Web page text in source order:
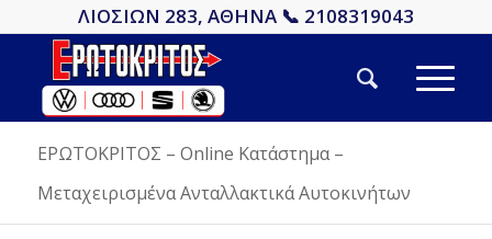
ΛΙΟΣΙΩΝ 283, ΑΘΗΝΑ 📞 2108319043
ΕΡΩΤΟΚΡΙΤΟΣ – Online Κατάστημα –
Μεταχειρισμένα Ανταλλακτικά Αυτοκινήτων